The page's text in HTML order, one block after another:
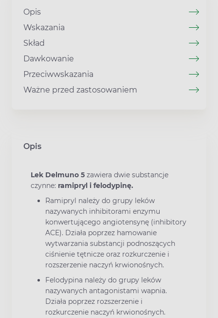
Opis
Wskazania
Skład
Dawkowanie
Przeciwwskazania
Ważne przed zastosowaniem
Opis
Lek Delmuno 5 zawiera dwie substancje
czynne: ramipryl i felodypinę.
Ramipryl należy do grupy leków
nazywanych inhibitorami enzymu
konwertującego angiotensynę (inhibitory
ACE). Działa poprzez hamowanie
wytwarzania substancji podnoszących
ciśnienie tętnicze oraz rozkurczenie i
rozszerzenie naczyń krwionośnych.
Felodypina należy do grupy leków
nazywanych antagonistami wapnia.
Działa poprzez rozszerzenie i
rozkurczenie naczyń krwionośnych.